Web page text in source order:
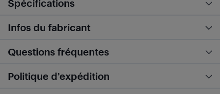
Spécifications
Infos du fabricant
Questions fréquentes
Politique d’expédition